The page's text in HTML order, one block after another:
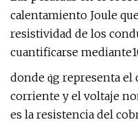
calentamiento Joule
resistividad de los
cuantificarse
donde q̇g representa el
corriente y el voltaje
es la resistencia del